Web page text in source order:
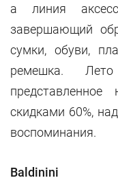
а линия
завершающий
сумки, обуви,
ремешка.
скидками 60%,
воспоминания.
Baldinini